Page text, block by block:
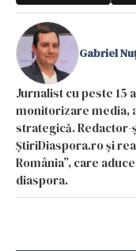
Gabriel
Jurnalist cu peste 15
monitorizare media,
strategică.
ȘtiriDiaspora.ro și
România”, care
diaspora.